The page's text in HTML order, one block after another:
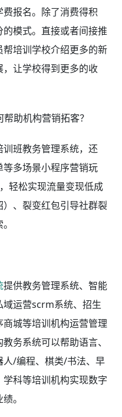
报名。除了消费得积
模式。直接或者间接推
培训学校介绍更多的新
让学校得到更多的收
班教务管理系统，还
多场景小程序营销玩
轻松实现流量变现低成
、裂变红包引导社群裂
提供教务管理系统、智能
运营scrm系统、招生
城等培训机构运营管理
教务系统可以帮助语言、
/编程、棋类/书法、早
科等培训机构实现数字
。